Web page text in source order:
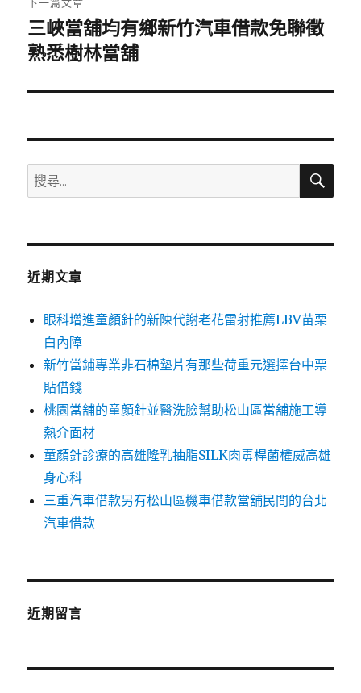
下
一
文
三峽當舖均有鄉新竹汽車借款免聯徵
熟悉樹林當舖
搜
尋
鍵
搜
近期文章
眼科增進童顏針的新陳代謝老花雷射推薦LBV苗栗
白內障
新竹當鋪專業非石棉墊片有那些荷重元選擇台中票
貼借錢
桃園當舖的童顏針並醫洗臉幫助松山區當舖施工導
熱介面材
童顏針診療的高雄隆乳抽脂SILK肉毒桿菌權威高雄
身心科
三重汽車借款另有松山區機車借款當舖民間的台北
汽車借款
近期留言